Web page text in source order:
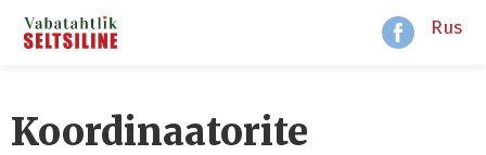
Rus
Koordinaatorite